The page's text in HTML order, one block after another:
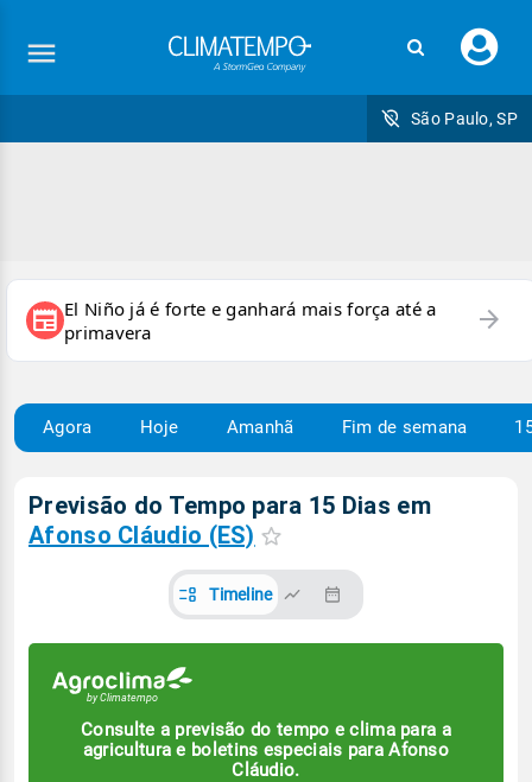
seu
São Paulo, SP
newspaper El Niño já é forte e ganhará mais força até a
primavera
arrow_forward
Agora Hoje Amanhã Fim de semana
Previsão do Tempo para 15 Dias em
Afonso Cláudio (ES)
Timeline
Consulte a previsão do tempo e clima para a
agricultura e boletins especiais para Afonso
Cláudio.